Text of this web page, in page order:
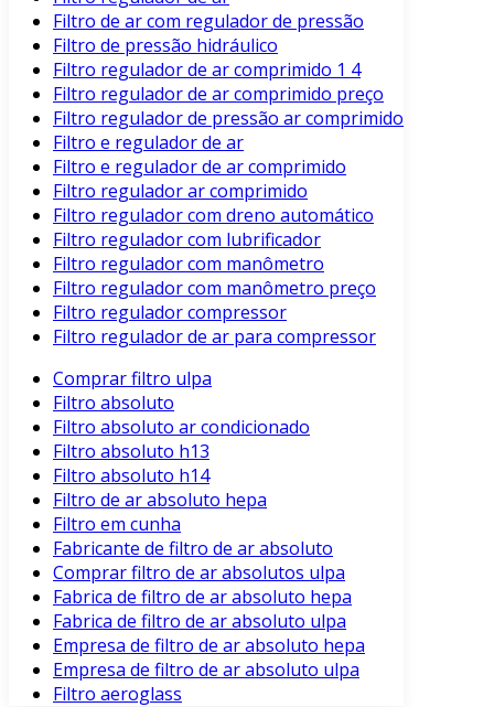
Filtro de ar com regulador de pressão
Filtro de pressão hidráulico
Filtro regulador de ar comprimido 1 4
Filtro regulador de ar comprimido preço
Filtro regulador de pressão ar comprimido
Filtro e regulador de ar
Filtro e regulador de ar comprimido
Filtro regulador ar comprimido
Filtro regulador com dreno automático
Filtro regulador com lubrificador
Filtro regulador com manômetro
Filtro regulador com manômetro preço
Filtro regulador compressor
Filtro regulador de ar para compressor
Comprar filtro ulpa
Filtro absoluto
Filtro absoluto ar condicionado
Filtro absoluto h13
Filtro absoluto h14
Filtro de ar absoluto hepa
Filtro em cunha
Fabricante de filtro de ar absoluto
Comprar filtro de ar absolutos ulpa
Fabrica de filtro de ar absoluto hepa
Fabrica de filtro de ar absoluto ulpa
Empresa de filtro de ar absoluto hepa
Empresa de filtro de ar absoluto ulpa
Filtro aeroglass